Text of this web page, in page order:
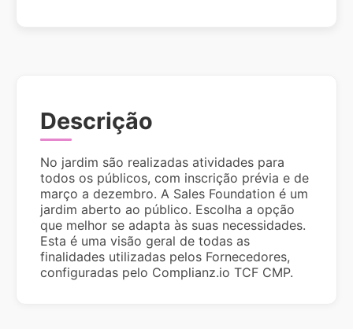
Descrição
No jardim são realizadas atividades para
todos os públicos, com inscrição prévia e de
março a dezembro. A Sales Foundation é um
jardim aberto ao público. Escolha a opção
que melhor se adapta às suas necessidades.
Esta é uma visão geral de todas as
finalidades utilizadas pelos Fornecedores,
configuradas pelo Complianz.io TCF CMP.